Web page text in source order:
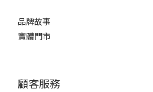
品牌故事
實體門市
顧客服務